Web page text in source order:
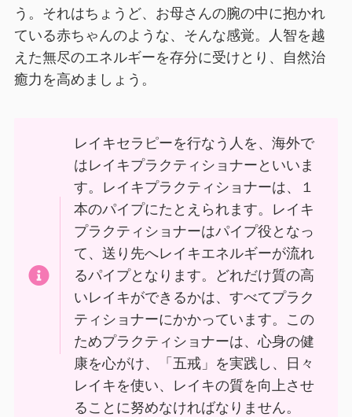
う。それはちょうど、お母さんの腕の中に抱かれ
ている赤ちゃんのような、そんな感覚。人智を越
えた無尽のエネルギーを存分に受けとり、自然治
癒力を高めましょう。
レイキセラピーを行なう人を、海外で
はレイキプラクティショナーといいま
す。レイキプラクティショナーは、１
本のパイプにたとえられます。レイキ
プラクティショナーはパイプ役となっ
て、送り先へレイキエネルギーが流れ
るパイプとなります。どれだけ質の高
いレイキができるかは、すべてプラク
ティショナーにかかっています。この
ためプラクティショナーは、心身の健
康を心がけ、「五戒」を実践し、日々
レイキを使い、レイキの質を向上させ
ることに努めなければなりません。